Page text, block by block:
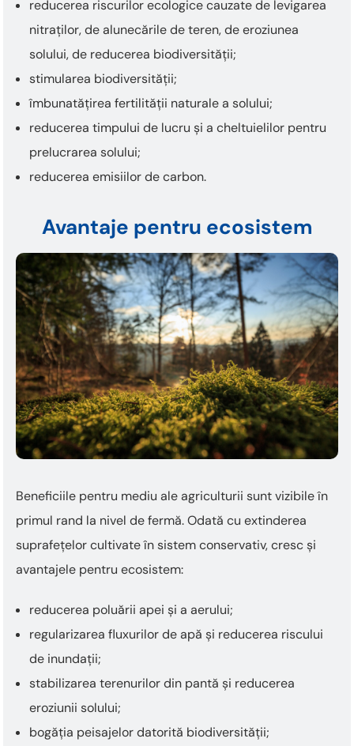
reducerea riscurilor ecologice cauzate de levigarea
nitraților, de alunecările de teren, de eroziunea
solului, de reducerea biodiversității;
stimularea biodiversității;
îmbunatățirea fertilității naturale a solului;
reducerea timpului de lucru și a cheltuielilor pentru
prelucrarea solului;
reducerea emisiilor de carbon.
Avantaje pentru ecosistem
Beneficiile pentru mediu ale agriculturii sunt vizibile în
primul rand la nivel de fermă. Odată cu extinderea
suprafețelor cultivate în sistem conservativ, cresc și
avantajele pentru ecosistem:
reducerea poluării apei și a aerului;
regularizarea fluxurilor de apă și reducerea riscului
de inundații;
stabilizarea terenurilor din pantă și reducerea
eroziunii solului;
bogăția peisajelor datorită biodiversității;